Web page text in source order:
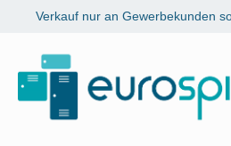
Zur Hauptnavigation
Verkauf nur an Gewerbekunden